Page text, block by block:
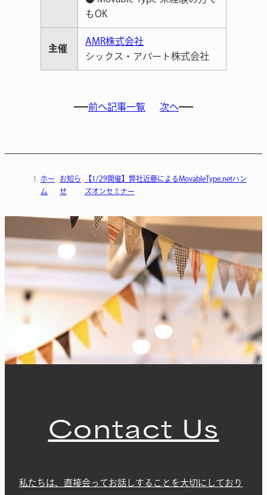
もOK
主催
AMR株式会社
シックス・アパート株式会社
前へ記事一覧 次へ
ホー
ム
お知ら
せ
【1/29開催】弊社近藤によるMovableType.netハン
ズオンセミナー
Contact Us
私たちは、直接会ってお話しすることを大切にしており